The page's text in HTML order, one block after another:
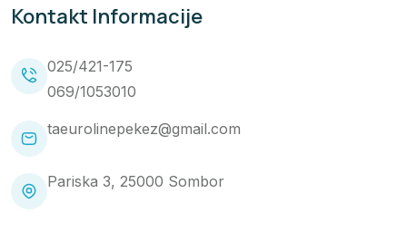
Kontakt Informacije
025/421-175
069/1053010
taeurolinepekez@gmail.com
Pariska 3, 25000 Sombor